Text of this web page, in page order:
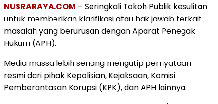
NUSRARAYA.COM – Seringkali Tokoh Publik kesulitan
untuk memberikan klarifikasi atau hak jawab terkait
masalah yang berurusan dengan Aparat Penegak
Hukum (APH).
Media massa lebih senang mengutip pernyataan
resmi dari pihak Kepolisian, Kejaksaan, Komisi
Pemberantasan Korupsi (KPK), dan APH lainnya.